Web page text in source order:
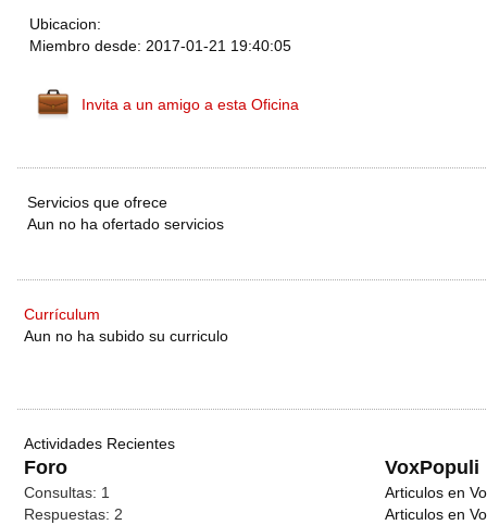
Ubicacion:
Miembro desde: 2017-01-21 19:40:05
Invita a un amigo a esta Oficina
Servicios que ofrece
Aun no ha ofertado servicios
Currículum
Aun no ha subido su curriculo
Actividades Recientes
Foro VoxPopuli
Consultas: 1
Respuestas: 2
Articulos en
Articulos en